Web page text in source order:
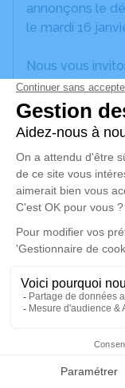
Faire-part
annonçons le
le mardi 16
Nous vous
laisser vos
souvenirs, une
à travers des
est un lieu
mémoire de
Un service de
disponible ici
Cérémonie